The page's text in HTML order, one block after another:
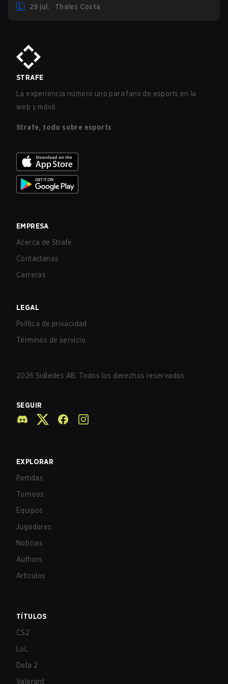
29 jul.
Thales Costa
STRAFE
La experiencia número uno para fans de esports en la
web y móvil.
Strafe, todo sobre esports
EMPRESA
Acerca de Strafe
Contáctanos
Carreras
LEGAL
Política de privacidad
Términos de servicio
2026 Sidledes AB. Todos los derechos reservados.
SEGUIR
EXPLORAR
Partidas
Torneos
Equipos
Jugadores
Noticias
Authors
Artículos
TÍTULOS
CS2
LoL
Dota 2
Valorant